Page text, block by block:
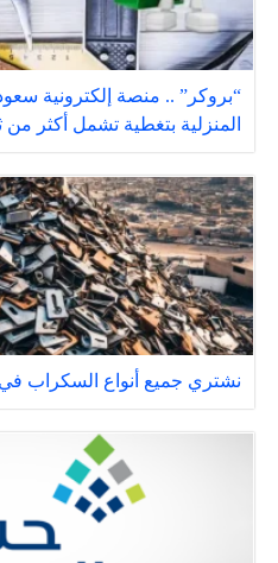
“بروكر” .. منصة إلكترونية
المنزلية بتغطية تشمل أكثر من
نشتري جميع أنواع السكراب